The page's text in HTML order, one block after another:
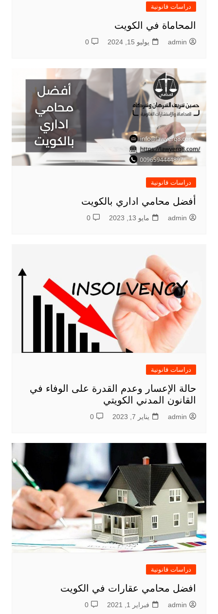
دراسات قانونية
المحاماة في الكويت
admin يوليو 15, 2024 0
دراسات قانونية
أفضل محامي اداري بالكويت
admin مايو 13, 2023 0
دراسات قانونية
حالة الإعسار وعدم القدرة على الوفاء في
القانون المدني الكويتي
admin يناير 7, 2023 0
دراسات قانونية
افضل محامي عقارات في الكويت
admin فبراير 1, 2021 0